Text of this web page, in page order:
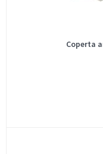
Coperta